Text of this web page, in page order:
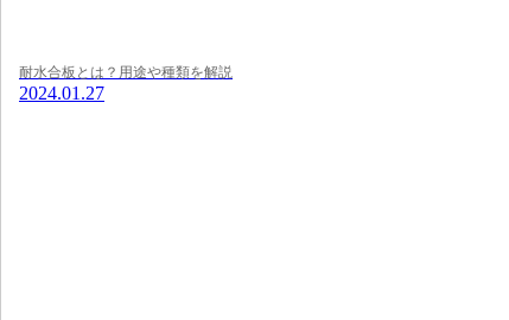
耐水合板とは？用途や種類を解説
2024.01.27